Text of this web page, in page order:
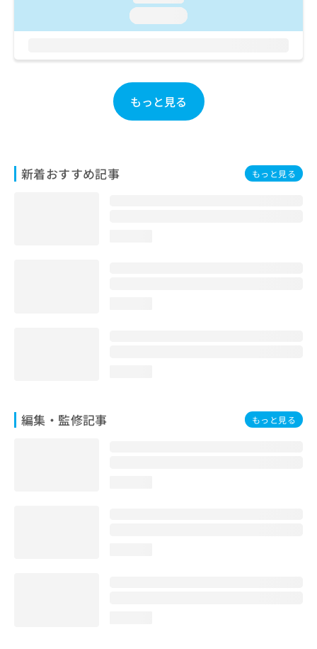
もっと見る
新着おすすめ記事 もっと見る
編集・監修記事 もっと見る